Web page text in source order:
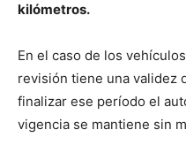
kilómetros.
En el caso de los vehículos
revisión tiene una validez
finalizar ese período el
vigencia se mantiene sin